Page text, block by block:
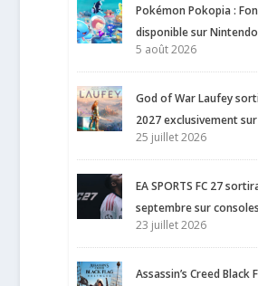
Pokémon Pokopia :
disponible sur
5 août 2026
God of War Laufey
2027 exclusivement sur
25 juillet 2026
EA SPORTS FC 27
septembre sur
23 juillet 2026
Assassin’s Creed Black